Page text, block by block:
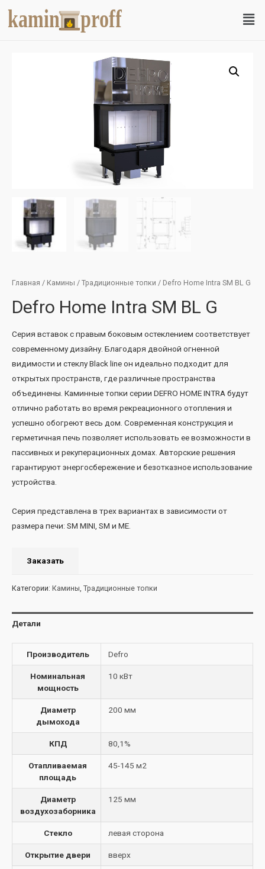
Главная / Камины / Традиционные топки / Defro Home Intra SM BL G
Defro Home Intra SM BL G
Серия вставок с правым боковым остеклением соответствует
современному дизайну. Благодаря двойной огненной
видимости и стеклу Black line он идеально подходит для
открытых пространств, где различные пространства
объединены. Каминные топки серии DEFRO HOME INTRA будут
отлично работать во время рекреационного отопления и
успешно обогреют весь дом. Современная конструкция и
герметичная печь позволяет использовать ее возможности в
пассивных и рекуперационных домах. Авторские решения
гарантируют энергосбережение и безотказное использование
устройства.
Серия представлена ​​в трех вариантах в зависимости от
размера печи: SM MINI, SM и ME.
Заказать
Категории: Камины, Традиционные топки
Детали
Производитель Defro
Номинальная
мощность
10 кВт
Диаметр
дымохода
200 мм
КПД 80,1%
Отапливаемая
площадь
45-145 м2
Диаметр
воздухозаборника
125 мм
Стекло левая сторона
Открытие двери вверх